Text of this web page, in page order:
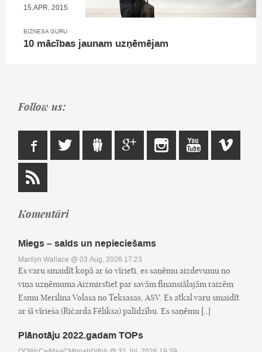
15.APR, 2015
BIZNESA GURU
10 mācības jaunam uzņēmējam
Follow us:
Komentāri
Miegs – salds un nepieciešams
Marilyn Wallace @ 03.Aug, 2026 17:23
Es varu smaidīt kopā ar šo vīrieti, es saņēmu aizdevumu no
viņa uzņēmuma Aizmirstiet par savām finansiālajām raizēm
Esmu Merilina Volasa no Teksasas, ASV. Es atkal varu smaidīt
ar šī vīrieša (Ričarda Fēliksa) palīdzību. Es saņēmu [..]
Plānotāju 2022.gadam TOPs